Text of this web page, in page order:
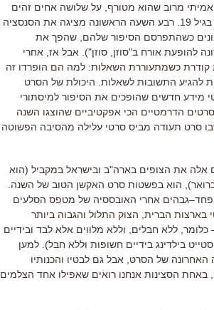
מרוב שהוא מטורף על שלושה אחים זהים
19 רבע השעה הראשונה מציגה את הסנסציה
כשהתפרסם הסיפור שלהם שהפך את
להופעת אורח ב"סוזן סוזן"). אבל אז אחרי
כשמתעוררת השאלות: למה הם הופרדו זה
להגיע התשובות לשאלות היכולת של הסרט
מידע חדשים שהופכים את הסיפור למיסתורי
הדרמטיים הכי אפקטיביים שהוצגו השנה
סרט תעודה מביס סרטי עלילה מהסיבה הפשוטה
אלה את הצופים בארה"ב ובישראל במקביל (הוא
), הוא בפשטות סרט האקשן הטוב של השנה
פחד–גבהים אחרי האובססיה של מטפס הסלעים
בארצות הברית הצוק התלול והגבוה ביותר
כלומר ללא חבלים וללא מלווים אלא לבד ובידיים
בילדינג בידיים חשופות וללא חבל) למען
האחרונה של הסרט
אבל גם לבטיו והכנותיו
באחת הסצינות אנחנו רואים שאפילו אחד הצלמים